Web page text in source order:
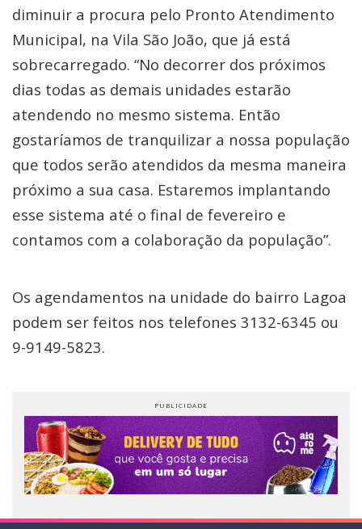
diminuir a procura pelo Pronto Atendimento
Municipal, na Vila São João, que já está
sobrecarregado. “No decorrer dos próximos
dias todas as demais unidades estarão
atendendo no mesmo sistema. Então
gostaríamos de tranquilizar a nossa população
que todos serão atendidos da mesma maneira
próximo a sua casa. Estaremos implantando
esse sistema até o final de fevereiro e
contamos com a colaboração da população”.
Os agendamentos na unidade do bairro Lagoa
podem ser feitos nos telefones 3132-6345 ou
9-9149-5823.